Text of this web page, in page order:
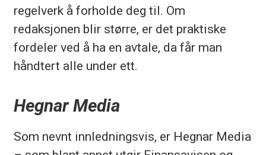
regelverk å forholde deg til. Om
redaksjonen blir større, er det praktiske
fordeler ved å ha en avtale, da får man
håndtert alle under ett.
Hegnar Media
Som nevnt innledningsvis, er Hegnar Media